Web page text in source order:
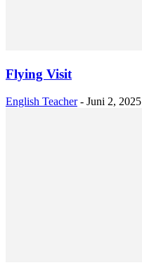
Flying Visit
English Teacher - Juni 2, 2025